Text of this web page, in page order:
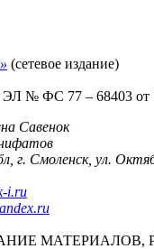
(сетевое издание)
ЭЛ № ФС 77 – 68403 от
Савенок
г. Смоленск, ул.
i.ru
МАТЕРИАЛОВ,